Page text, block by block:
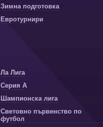
Зимна подготовка
Евротурнири
Ла Лига
Серия А
Шампионска лига
Световно първенство по
футбол